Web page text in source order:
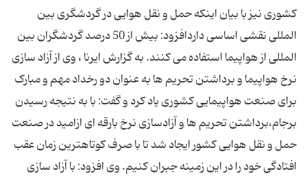
کشوری نیز با بیان اینکه حمل و نقل هوایی در گردشگری بین
المللی نقشی اساسی داردافزود: بیش از 50 درصد گردشگران بین
المللی از هواپیما استفاده می کنند. به گزارش ایرنا ، وی از آزاد سازی
نرخ هواپیما و برداشتن تحریم ها به عنوان دو رخداد مهم و مبارک
برای صنعت هواپیمایی کشوری یاد کرد و گفت: با به نتیجه رسیدن
برجام،برداشتن تحریم ها و آزادسازی نرخ بارقه ای ازامید در صنعت
حمل و نقل هوایی کشور ایجاد شد تا با صرف کوتاهترین زمان عقب
افتادگی خود را در این زمینه جبران کنیم. وی افزود: با آزاد سازی